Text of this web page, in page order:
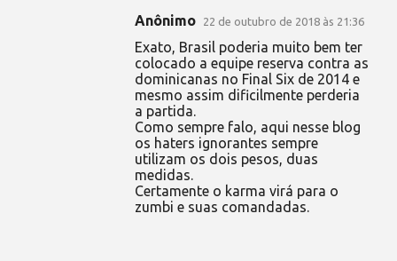
Anônimo 22 de outubro de 2018 às 21:36
Exato, Brasil poderia muito bem ter
colocado a equipe reserva contra as
dominicanas no Final Six de 2014 e
mesmo assim dificilmente perderia
a partida.
Como sempre falo, aqui nesse blog
os haters ignorantes sempre
utilizam os dois pesos, duas
medidas.
Certamente o karma virá para o
zumbi e suas comandadas.